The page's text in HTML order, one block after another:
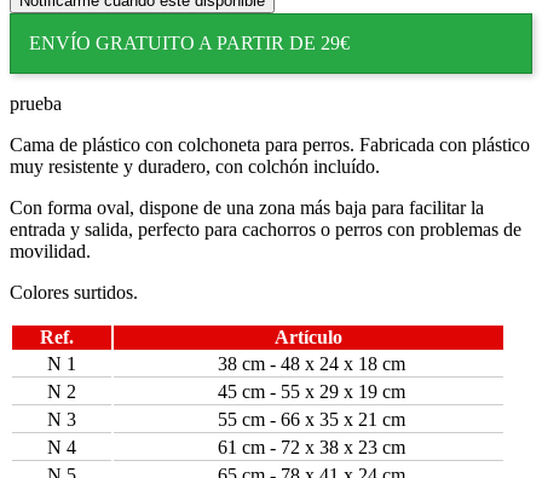
ENVÍO GRATUITO A PARTIR DE 29€
prueba
Cama de plástico con colchoneta para perros. Fabricada con plástico
muy resistente y duradero, con colchón incluído.
Con forma oval, dispone de una zona más baja para facilitar la
entrada y salida, perfecto para cachorros o perros con problemas de
movilidad.
Colores surtidos.
Ref.
Artículo
N 1
38 cm - 48 x 24 x 18 cm
N 2
45 cm - 55 x 29 x 19 cm
N 3
55 cm - 66 x 35 x 21 cm
N 4
61 cm - 72 x 38 x 23 cm